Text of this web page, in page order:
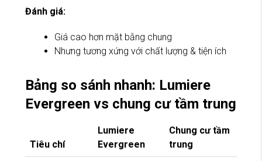
Đánh giá:
Giá cao hơn mặt bằng chung
Nhưng tương xứng với chất lượng & tiện ích
Bảng so sánh nhanh: Lumiere
Evergreen vs chung cư tầm trung
Tiêu chí
Lumiere
Evergreen
Chung cư tầm
trung